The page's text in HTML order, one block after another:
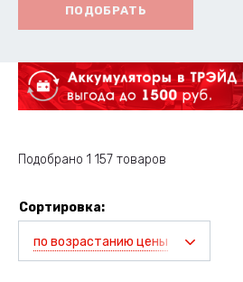
ПОДОБРАТЬ
Подобрано 1 157 товаров
Сортировка:
по возрастанию цены